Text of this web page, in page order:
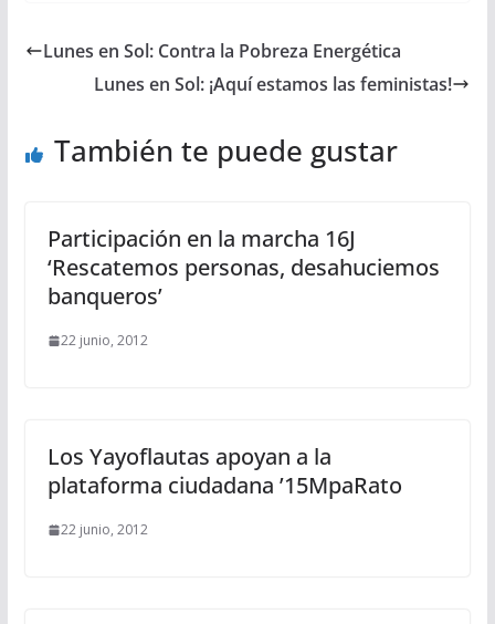
Lunes en Sol: Contra la Pobreza Energética
Lunes en Sol: ¡Aquí estamos las feministas!
También te puede gustar
Participación en la marcha 16J
‘Rescatemos personas, desahuciemos
banqueros’
22 junio, 2012
Los Yayoflautas apoyan a la
plataforma ciudadana ’15MpaRato
22 junio, 2012